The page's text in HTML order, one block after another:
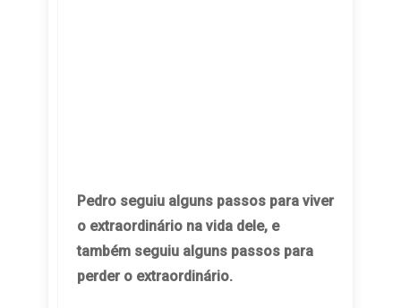
Pedro seguiu alguns passos para viver
o extraordinário na vida dele, e
também seguiu alguns passos para
perder o extraordinário.